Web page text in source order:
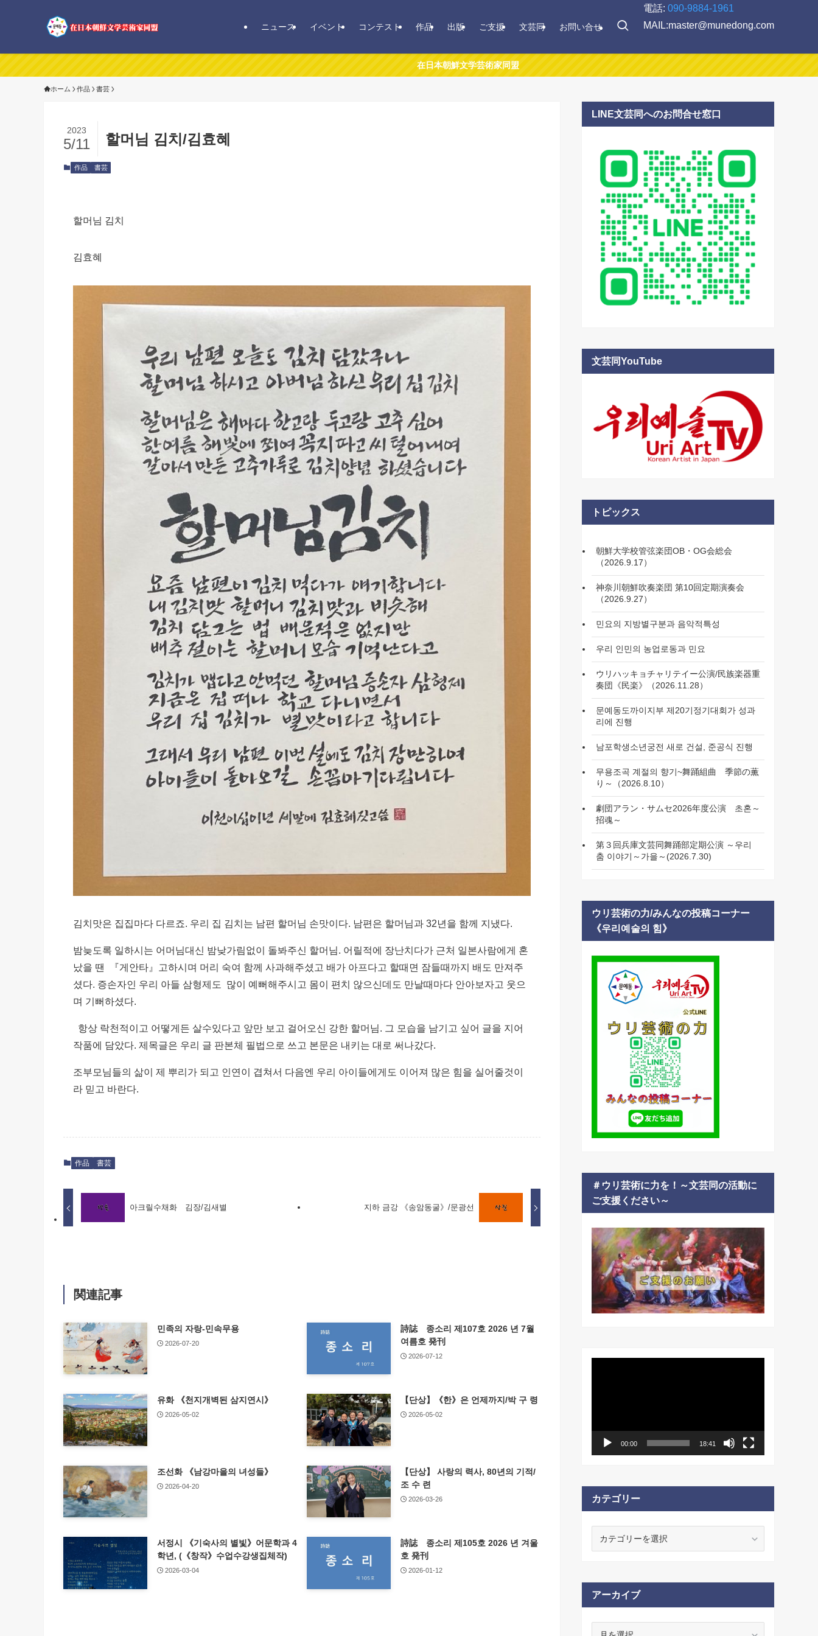
ニュース イベント コンテスト 作品 出版 ご支援 文芸同 お問い合せ
電話: 090-9884-1961
MAIL:master@munedong.com
在日本朝鮮文学芸術家同盟
ホーム 作品 書芸
할머님 김치/김효혜
2023
5/11
作品 書芸
할머님 김치
김효혜
김치맛은 집집마다 다르죠. 우리 집 김치는 남편 할머님 손맛이다. 남편은 할머님과 32년을 함께 지냈다.
밤늦도록 일하시는 어머님대신 밤낮가림없이 돌봐주신 할머님. 어릴적에 장난치다가 근처 일본사람에게 혼
났을 땐 『게안타』고하시며 머리 숙여 함께 사과해주셨고 배가 아프다고 할때면 잠들때까지 배도 만져주
셨다. 증손자인 우리 아들 삼형제도 많이 예뻐해주시고 몸이 편치 않으신데도 만날때마다 안아보자고 웃으
며 기뻐하셨다.
항상 락천적이고 어떻게든 살수있다고 앞만 보고 걸어오신 강한 할머님. 그 모습을 남기고 싶어 글을 지어
작품에 담았다. 제목글은 우리 글 판본체 필법으로 쓰고 본문은 내키는 대로 써나갔다.
조부모님들의 삶이 제 뿌리가 되고 인연이 겹쳐서 다음엔 우리 아이들에게도 이어져 많은 힘을 실어줄것이
라 믿고 바란다.
作品 書芸
아크릴수채화 김장/김새별 지하 금강 《송암동굴》/문광선
関連記事
민족의 자랑-민속무용​
2026-07-20
詩誌 종소리 제107호 2026 년 7월
여름호 発刊
2026-07-12
유화 《천지개벽된 삼지연시》
2026-05-02
【단상】《한》은 언제까지/박 구 령
2026-05-02
조선화 《남강마을의 녀성들》
2026-04-20
【단상】 사랑의 력사, 80년의 기적/
조 수 련
2026-03-26
서정시 《기숙사의 별빛》어문학과 4
학년, (《창작》수업수강생집체작)
2026-03-04
詩誌 종소리 제105호 2026 년 겨울
호 発刊
2026-01-12
LINE文芸同へのお問合せ窓口
文芸同YouTube
トピックス
朝鮮大学校管弦楽団OB・OG会総会
（2026.9.17）
神奈川朝鮮吹奏楽団 第10回定期演奏会
（2026.9.27）
민요의 지방별구분과 음악적특성
우리 인민의 농업로동과 민요
ウリハッキョチャリテイー公演/民族楽器重
奏団《民楽》（2026.11.28）
문예동도까이지부 제20기정기대회가 성과
리에 진행
남포학생소년궁전 새로 건설, 준공식 진행
무용조곡 계절의 향기~舞踊組曲 季節の薫
り～（2026.8.10）
劇団アラン・サムセ2026年度公演 초혼～
招魂～
第３回兵庫文芸同舞踊部定期公演 ～우리
춤 이야기～가을～(2026.7.30)
ウリ芸術の力/みんなの投稿コーナー
《우리예술의 힘》
＃ウリ芸術に力を！～文芸同の活動に
ご支援ください～
ヤ
00:00 18:41
カテゴリー
ー
アーカイブ